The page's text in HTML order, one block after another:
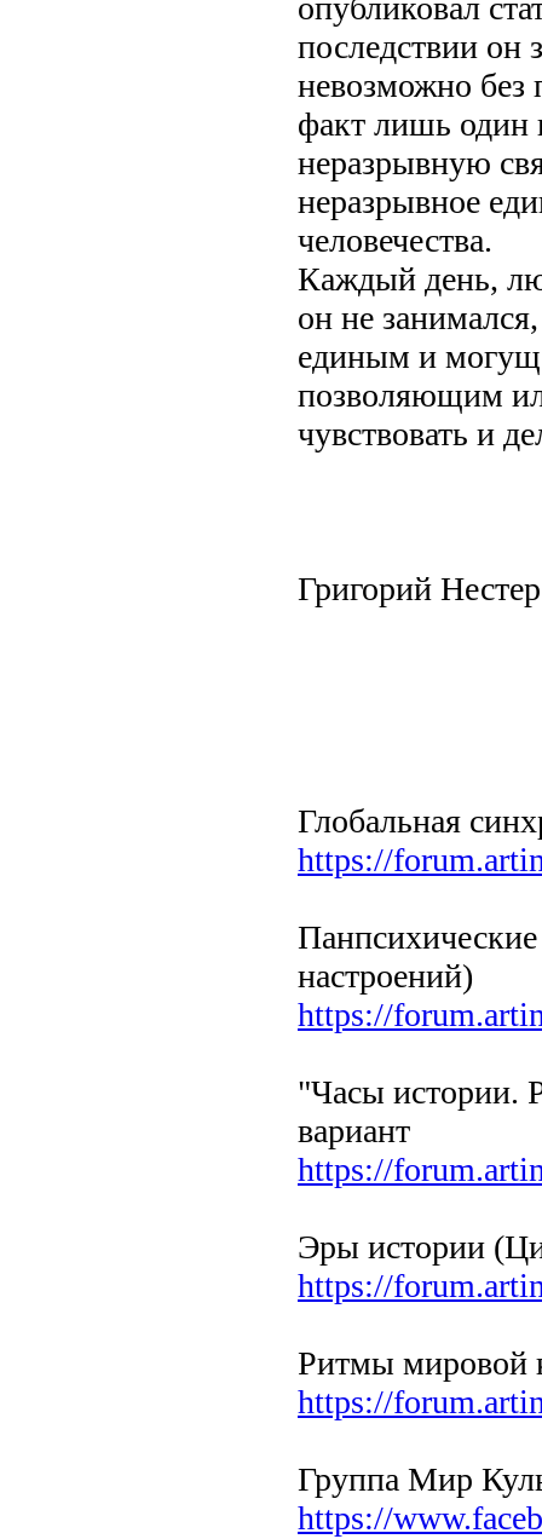
опубликовал
последствии он
невозможно без
факт лишь
неразрывную
неразрывное
человечества.
Каждый день,
он не
единым и
позволяющим
чувствовать и
Григорий
Глобальная
https://
настроений)
https://
"Часы истории.
вариант
https://
Эры истории
https://
Ритмы мировой
https://
Группа Мир
https://